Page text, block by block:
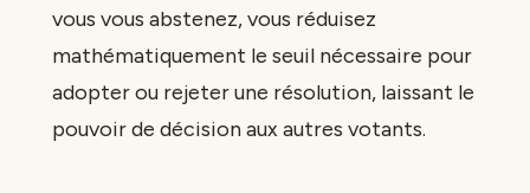
vous vous abstenez, vous réduisez
mathématiquement le seuil nécessaire pour
adopter ou rejeter une résolution, laissant le
pouvoir de décision aux autres votants.